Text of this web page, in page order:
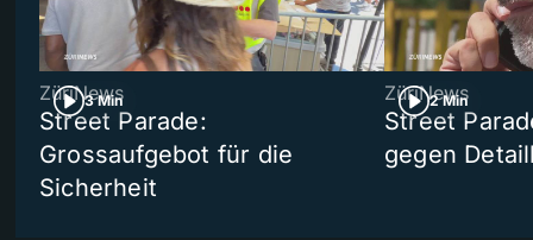
3 Min
ZüriNews
Street Parade:
Grossaufgebot für die
Sicherheit
2 Min
ZüriNews
Street
gegen